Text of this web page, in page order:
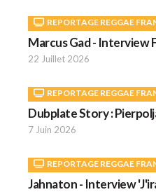
REPORTAGE REGGAE
Marcus Gad - Interview
22 Juillet 2026
REPORTAGE REGGAE
Dubplate Story :
7 Juin 2026
REPORTAGE REGGAE
Jahnaton - Interview